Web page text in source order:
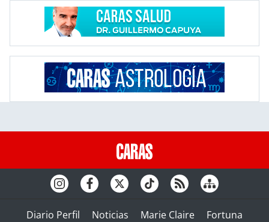
Diario Perfil Noticias Marie Claire
Fortuna